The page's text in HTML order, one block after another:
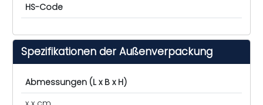
HS-Code
Spezifikationen der Außenverpackung
Abmessungen (L x B x H)